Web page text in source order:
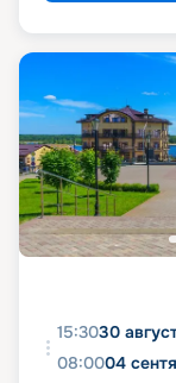
15:3030
08:0004